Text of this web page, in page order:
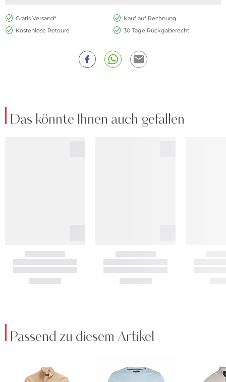
Gratis Versand*
Kauf auf Rechnung
Kostenlose Retoure
30 Tage Rückgaberecht
Das könnte Ihnen auch gefallen
Passend zu diesem Artikel